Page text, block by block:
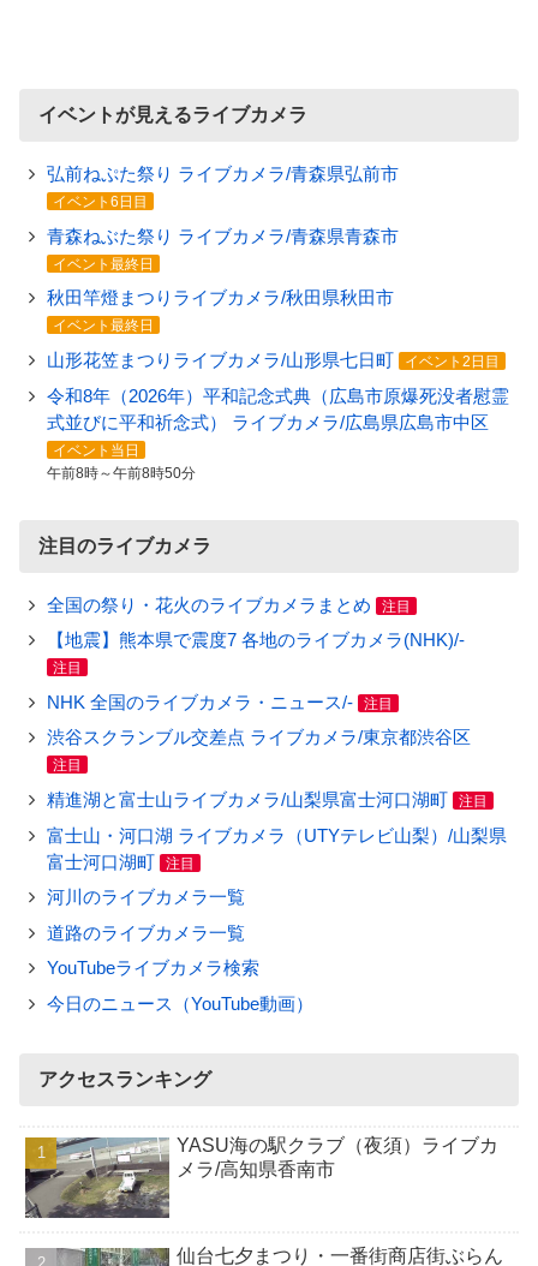
イベントが見えるライブカメラ
弘前ねぷた祭り ライブカメラ/青森県弘前市
イベント6日目
青森ねぶた祭り ライブカメラ/青森県青森市
イベント最終日
秋田竿燈まつりライブカメラ/秋田県秋田市
イベント最終日
山形花笠まつりライブカメラ/山形県七日町 イベント2日目
令和8年（2026年）平和記念式典（広島市原爆死没者慰霊
式並びに平和祈念式） ライブカメラ/広島県広島市中区
イベント当日
午前8時～午前8時50分
注目のライブカメラ
全国の祭り・花火のライブカメラまとめ 注目
【地震】熊本県で震度7 各地のライブカメラ(NHK)/-
注目
NHK 全国のライブカメラ・ニュース/- 注目
渋谷スクランブル交差点 ライブカメラ/東京都渋谷区
注目
精進湖と富士山ライブカメラ/山梨県富士河口湖町 注目
富士山・河口湖 ライブカメラ（UTYテレビ山梨）/山梨県
富士河口湖町
注目
河川のライブカメラ一覧
道路のライブカメラ一覧
YouTubeライブカメラ検索
今日のニュース（YouTube動画）
アクセスランキング
YASU海の駅クラブ（夜須）ライブカ
メラ/高知県香南市
仙台七夕まつり・一番街商店街ぶらん